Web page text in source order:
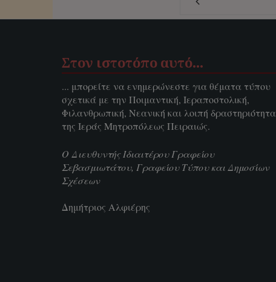
Στον ιστοτόπο αυτό…
... μπορείτε να ενημερώνεστε για θέματα τύπου
σχετικά με την Ποιμαντική, Ιεραποστολική,
Φιλανθρωπική, Νεανική και λοιπή δραστηριότητα
της Ιεράς Μητροπόλεως Πειραιώς.
Ο Διευθυντής Ιδιαιτέρου Γραφείου
Σεβασμιωτάτου, Γραφείου Τύπου και Δημοσίων
Σχέσεων
Δημήτριος Αλφιέρης